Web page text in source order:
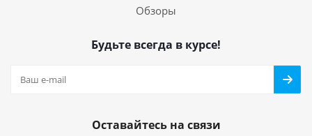
Обзоры
Будьте всегда в курсе!
Оставайтесь на связи